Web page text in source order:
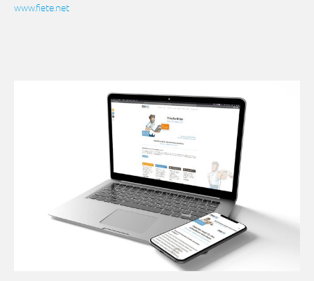
www.fiete.net